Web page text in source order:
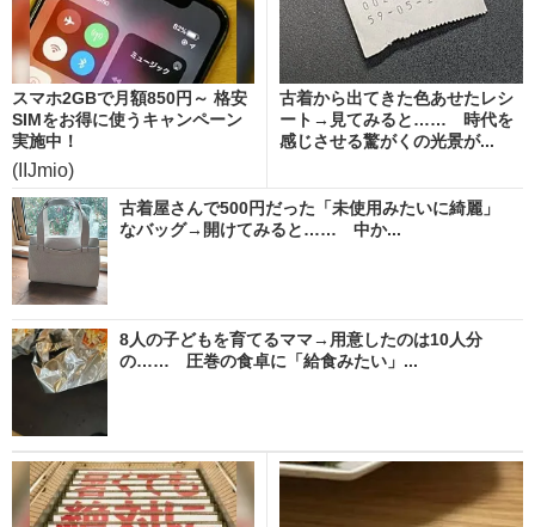
スマホ2GBで月額850円～ 格安
SIMをお得に使うキャンペーン
実施中！
(IIJmio)
古着から出てきた色あせたレシ
ート→見てみると…… 時代を
感じさせる驚がくの光景が...
古着屋さんで500円だった「未使用みたいに綺麗」
なバッグ→開けてみると…… 中か...
8人の子どもを育てるママ→用意したのは10人分
の…… 圧巻の食卓に「給食みたい」...